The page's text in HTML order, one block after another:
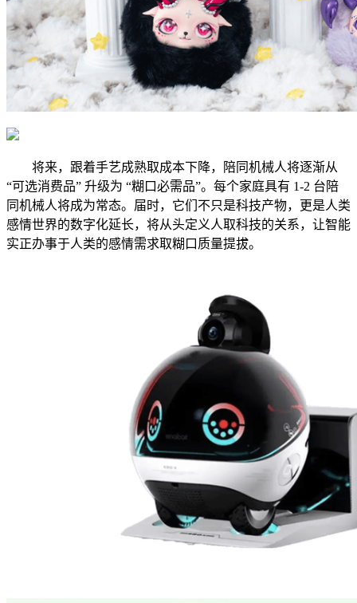
将来，跟着手艺成熟取成本下降，陪同机械人将逐渐从
“可选消费品” 升级为 “糊口必需品”。每个家庭具有 1-2 台陪
同机械人将成为常态。届时，它们不只是科技产物，更是人类
感情世界的数字化延长，将从头定义人取科技的关系，让智能
实正办事于人类的感情需求取糊口质量提拔。